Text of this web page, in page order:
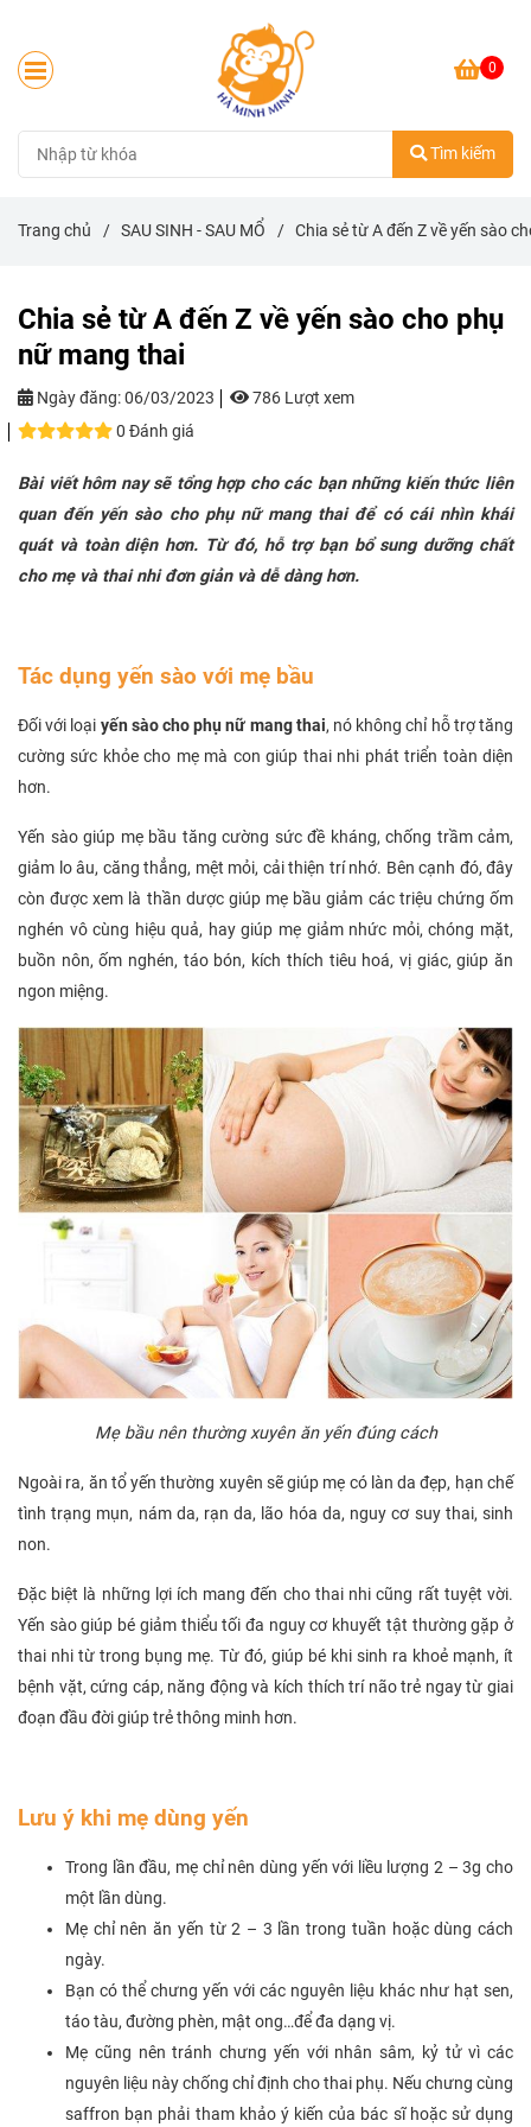
0
Tìm kiếm
Trang chủ / SAU SINH - SAU MỔ / Chia sẻ từ A đến Z về yến sào
Chia sẻ từ A đến Z về yến sào cho phụ
nữ mang thai
Ngày đăng:06/03/2023
786 Lượt xem
0 Đánh giá
Bài viết hôm nay sẽ tổng hợp cho các bạn những kiến thức liên
quan đến yến sào cho phụ nữ mang thai để có cái nhìn khái
quát và toàn diện hơn. Từ đó, hỗ trợ bạn bổ sung dưỡng chất
cho mẹ và thai nhi đơn giản và dễ dàng hơn.
Tác dụng yến sào với mẹ bầu
Đối với loại yến sào cho phụ nữ mang thai, nó không chỉ hỗ trợ tăng
cường sức khỏe cho mẹ mà con giúp thai nhi phát triển toàn diện
hơn.
Yến sào giúp mẹ bầu tăng cường sức đề kháng, chống trầm cảm,
giảm lo âu, căng thẳng, mệt mỏi, cải thiện trí nhớ. Bên cạnh đó, đây
còn được xem là thần dược giúp mẹ bầu giảm các triệu chứng ốm
nghén vô cùng hiệu quả, hay giúp mẹ giảm nhức mỏi, chóng mặt,
buồn nôn, ốm nghén, táo bón, kích thích tiêu hoá, vị giác, giúp ăn
ngon miệng.
Mẹ bầu nên thường xuyên ăn yến đúng cách
Ngoài ra, ăn tổ yến thường xuyên sẽ giúp mẹ có làn da đẹp, hạn chế
tình trạng mụn, nám da, rạn da, lão hóa da, nguy cơ suy thai, sinh
non.
Đặc biệt là những lợi ích mang đến cho thai nhi cũng rất tuyệt vời.
Yến sào giúp bé giảm thiểu tối đa nguy cơ khuyết tật thường gặp ở
thai nhi từ trong bụng mẹ. Từ đó, giúp bé khi sinh ra khoẻ mạnh, ít
bệnh vặt, cứng cáp, năng động và kích thích trí não trẻ ngay từ giai
đoạn đầu đời giúp trẻ thông minh hơn.
Lưu ý khi mẹ dùng yến
Trong lần đầu, mẹ chỉ nên dùng yến với liều lượng 2 – 3g cho
một lần dùng.
Mẹ chỉ nên ăn yến từ 2 – 3 lần trong tuần hoặc dùng cách
ngày.
Bạn có thể chưng yến với các nguyên liệu khác như hạt sen,
táo tàu, đường phèn, mật ong…để đa dạng vị.
Mẹ cũng nên tránh chưng yến với nhân sâm, kỷ tử vì các
nguyên liệu này chống chỉ định cho thai phụ. Nếu chưng cùng
saffron bạn phải tham khảo ý kiến của bác sĩ hoặc sử dụng